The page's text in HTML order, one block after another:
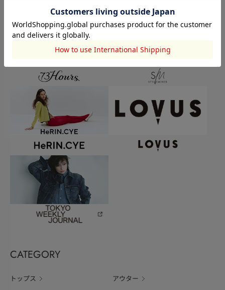
CATEGORY
トップス アウター